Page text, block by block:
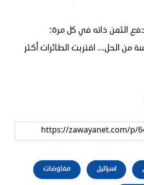
الثمن ذاته في كل مرة:
من الحل… اقتربت الطائرات أكثر
اسرائيل مفاوضات